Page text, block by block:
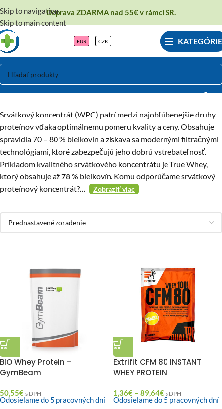
Skip to navigation
Skip to main content
Doprava ZDARMA nad 55€ v rámci SR.
EUR CZK KATEGÓRIE
Srvátkové koncentráty
Srvátkový koncentrát (WPC) patrí medzi najobľúbenejšie druhy
proteínov vďaka optimálnemu pomeru kvality a ceny. Obsahuje
spravidla 70 – 80 % bielkovín a získava sa modernými filtračnými
technológiami, ktoré zabezpečujú jeho dobrú vstrebateľnosť.
Príkladom kvalitného srvátkového koncentrátu je True Whey,
ktorý obsahuje až 78 % bielkovín. Komu odporúčame srvátkový
proteínový koncentrát?... Zobraziť viac
BIO Whey Protein –
GymBeam
50,55€ s DPH
Odosielame do 5 pracovných dní
Extrifit CFM 80 INSTANT
WHEY PROTEIN
1,36€ – 89,64€ s DPH
Odosielame do 5 pracovných dní